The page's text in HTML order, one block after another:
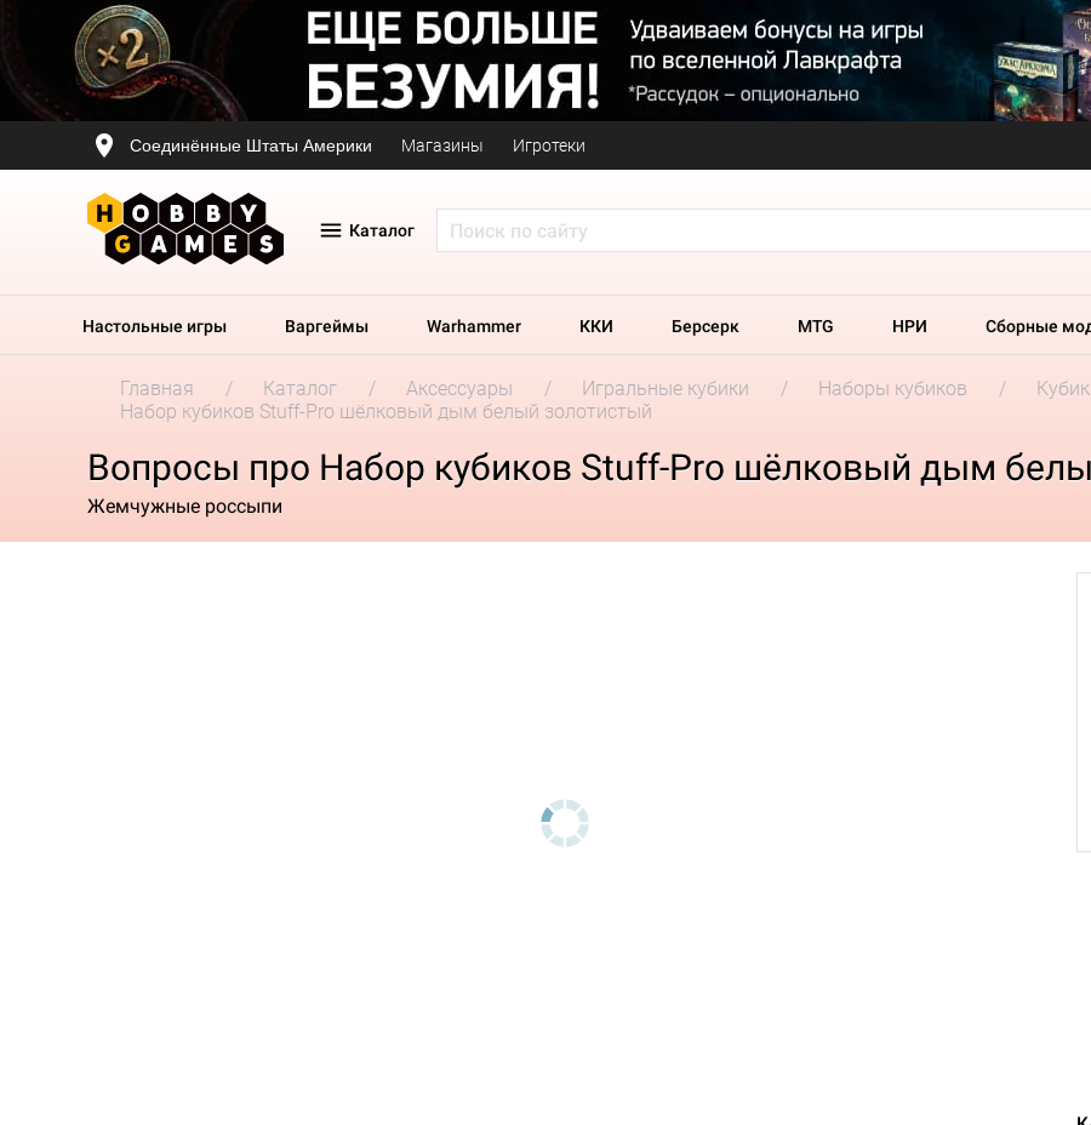
Соединённые Штаты Америки Магазины Игротеки
Каталог
Настольные игры Варгеймы Warhammer ККИ Берсерк MTG НРИ Сборные
Главная Каталог Аксессуары Игральные кубики Наборы кубиков
Набор кубиков Stuff-Pro шёлковый дым белый золотистый
Вопросы про Набор кубиков Stuff-Pro шёлковый дым
Жемчужные россыпи